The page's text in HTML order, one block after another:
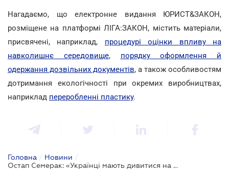
Нагадаємо, що електронне видання ЮРИСТ&ЗАКОН,
розміщене на платформі ЛІГА:ЗАКОН, містить матеріали,
присвячені, наприклад, процедурі оцінки впливу на
навколишнє середовище, порядку оформлення й
одержання дозвільних документів, а також особливостям
дотримання екологічності при окремих виробництвах,
наприклад переробленні пластику.
Головна / Новини /
Остап Семерак: «Українці мають дивитися на життя крізь екологічну призму»